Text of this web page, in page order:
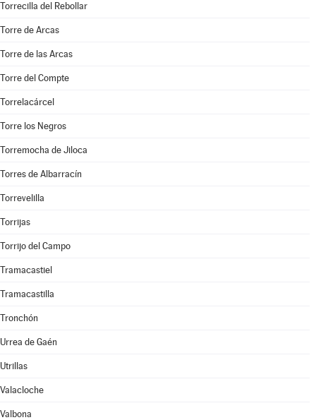
Torrecilla del Rebollar
Torre de Arcas
Torre de las Arcas
Torre del Compte
Torrelacárcel
Torre los Negros
Torremocha de Jiloca
Torres de Albarracín
Torrevelilla
Torrijas
Torrijo del Campo
Tramacastiel
Tramacastilla
Tronchón
Urrea de Gaén
Utrillas
Valacloche
Valbona